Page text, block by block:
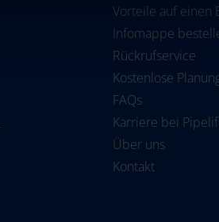
Vorteile auf einen
Infomappe
Rückrufservice
Kostenlose
FAQs
Karriere bei
Über uns
Kontakt